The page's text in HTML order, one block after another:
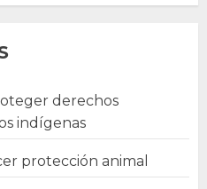
derechos
indígenas
protección animal